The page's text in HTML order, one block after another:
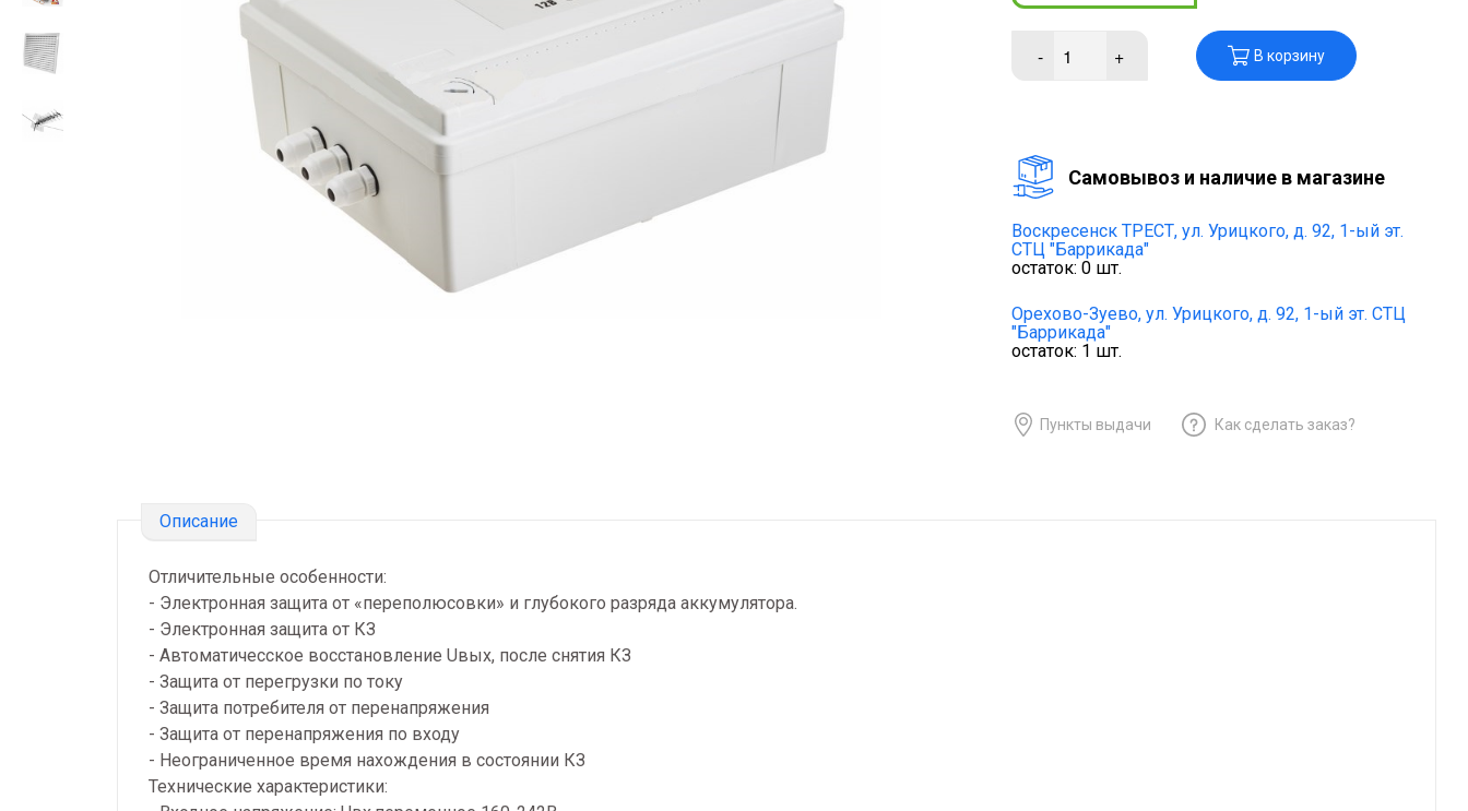
- + В корзину
Cамовывоз и наличие в магазине
Воскресенск ТРЕСТ, ул. Урицкого, д. 92, 1-ый эт.
СТЦ "Баррикада"
остаток: 0 шт.
Орехово-Зуево, ул. Урицкого, д. 92, 1-ый эт. СТЦ
"Баррикада"
остаток: 1 шт.
Пункты выдачи Как сделать заказ?
Описание
Отличительные особенности:
- Электронная защита от «переполюсовки» и глубокого разряда аккумулятора.
- Электронная защита от КЗ
- Автоматичесское восстановление Uвых, после снятия КЗ
- Защита от перегрузки по току
- Защита потребителя от перенапряжения
- Защита от перенапряжения по входу
- Неограниченное время нахождения в состоянии КЗ
Технические характеристики: